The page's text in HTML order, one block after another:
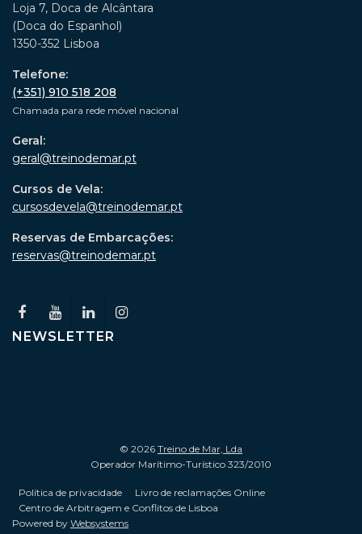
Loja 7, Doca de Alcântara
(Doca do Espanhol)
1350-352 Lisboa
Telefone:
(+351) 910 518 208
Chamada para rede móvel nacional
Geral:
geral@treinodemar.pt
Cursos de Vela:
cursosdevela@treinodemar.pt
Reservas de Embarcações:
reservas@treinodemar.pt
NEWSLETTER
© 2026 Treino de Mar, Lda
Operador Marítimo-Turístico 323/2010
Política de privacidade
Livro de reclamações Online
Centro de Arbitragem e Conflitos de Lisboa
Powered by Websystems